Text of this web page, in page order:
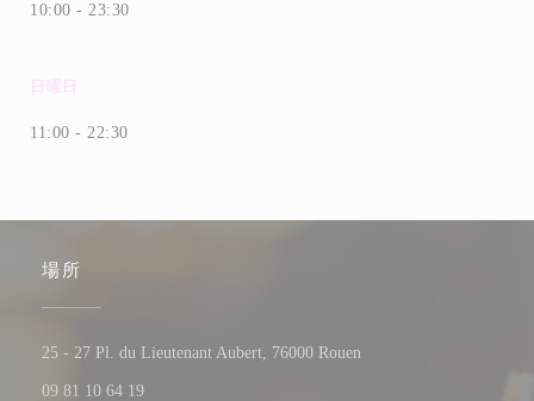
10:00 - 23:30
日曜日
11:00 - 22:30
場所
25 - 27 Pl. du Lieutenant Aubert, 76000 Rouen
09 81 10 64 19